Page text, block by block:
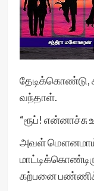
தேடிக்கொண்டு,
வந்தாள்.
“ரூப்!
அவள் மௌனமாய்
கற்பனை